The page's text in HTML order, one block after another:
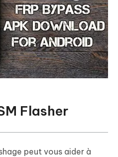
Flasher
peut vous aider à